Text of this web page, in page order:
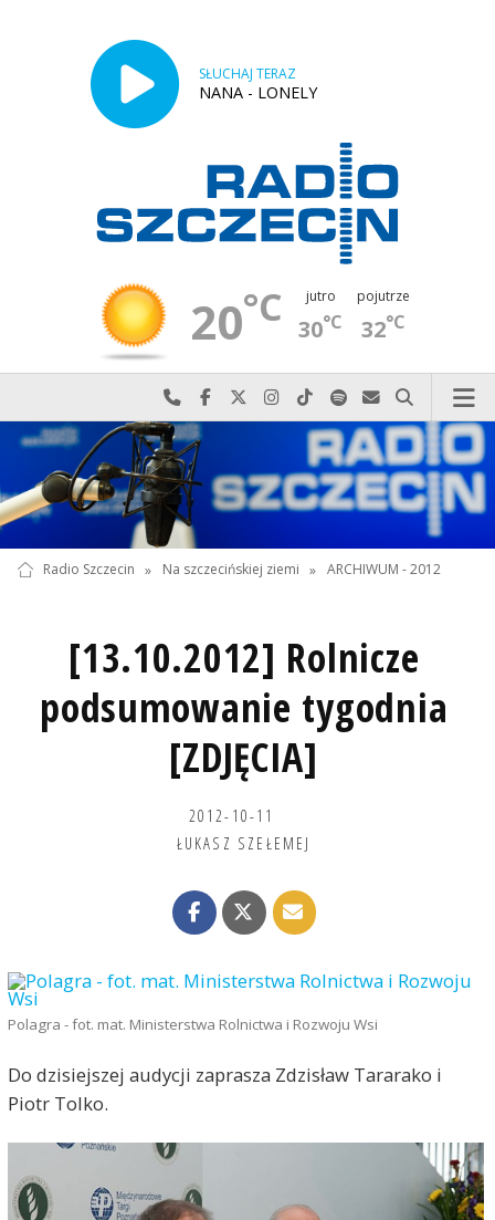
SŁUCHAJ TERAZ
NANA - LONELY
20°C jutro
30°C
pojutrze
32°C
Najlepiej po prostu do nas zadzwoń
Odwiedź nas na Facebook-u
Odwiedź nas na X
Odwiedź nas na Instagram-ie
Odwiedź nas na TikTok-u
Szukaj nas na Spotify
Wyślij do nas
Szukaj
Radio Szczecin » Na szczecińskiej ziemi » ARCHIWUM - 2012
[13.10.2012] Rolnicze
podsumowanie tygodnia
[ZDJĘCIA]
2012-10-11
ŁUKASZ SZEŁEMEJ
Polagra - fot. mat. Ministerstwa Rolnictwa i Rozwoju Wsi
Do dzisiejszej audycji zaprasza Zdzisław Tararako i
Piotr Tolko.